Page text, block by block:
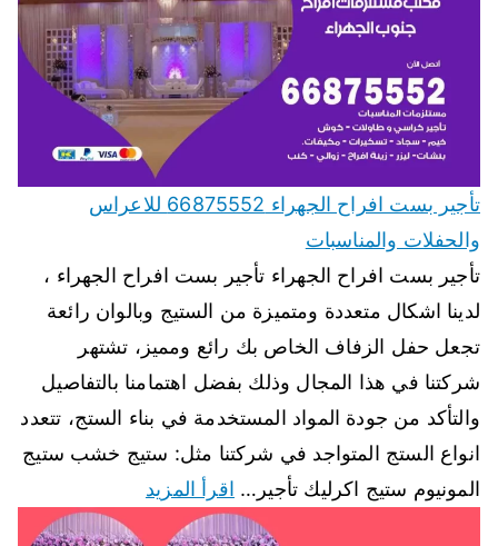
تأجير بست افراح الجهراء 66875552 للاعراس
والحفلات والمناسبات
تأجير بست افراح الجهراء تأجير بست افراح الجهراء ،
لدينا اشكال متعددة ومتميزة من الستيج وبالوان رائعة
تجعل حفل الزفاف الخاص بك رائع ومميز، تشتهر
شركتنا في هذا المجال وذلك بفضل اهتمامنا بالتفاصيل
والتأكد من جودة المواد المستخدمة في بناء الستج، تتعدد
انواع الستج المتواجد في شركتنا مثل: ستيج خشب ستيج
المونيوم ستيج اكرليك تأجير… اقرأ المزيد